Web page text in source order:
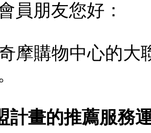
員朋友您好：
摩購物中心的大
計畫的推薦服務